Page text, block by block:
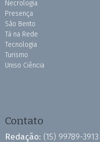
Necrologia
Presença
São Bento
Tá na Rede
Tecnologia
Turismo
Uniso Ciência
Contato
Redação: (15) 99789-3913